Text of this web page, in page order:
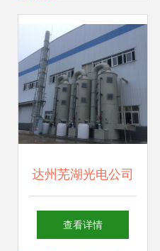
售新篇章
达州芜湖光电公司
环保设备制造 绿色
查看详情